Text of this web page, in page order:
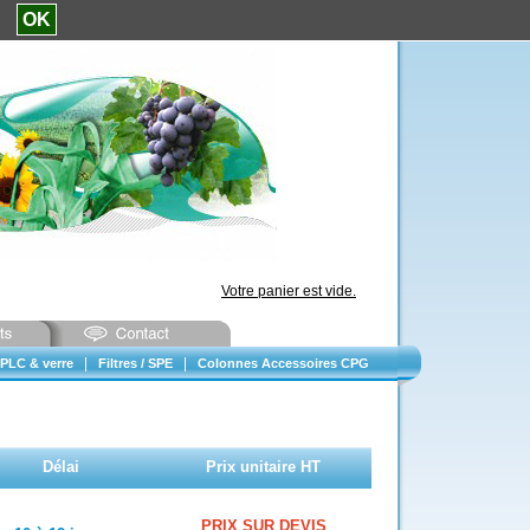
Votre panier est vide.
& verre Filtres / SPE Colonnes Accessoires CPG
Délai Prix unitaire HT
PRIX SUR DEVIS
OK